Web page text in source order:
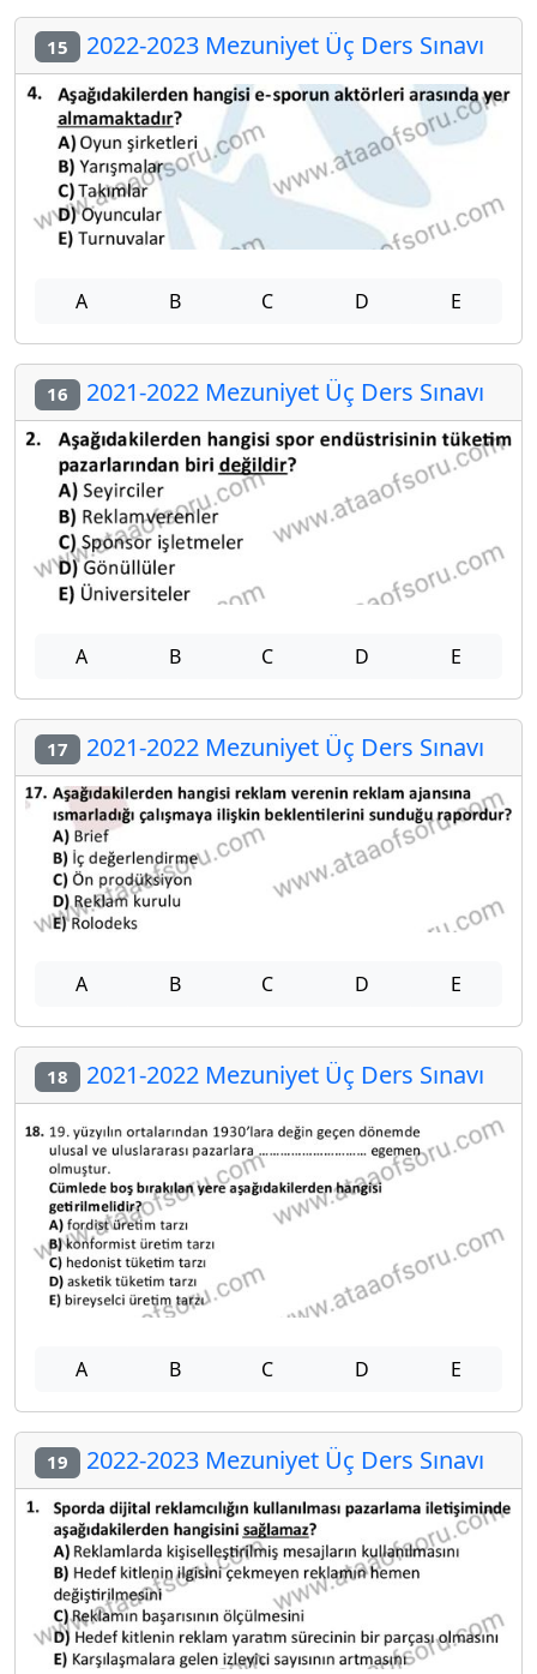
15 2022-2023 Mezuniyet Üç Ders Sınavı
A B C D E
16 2021-2022 Mezuniyet Üç Ders Sınavı
A B C D E
17 2021-2022 Mezuniyet Üç Ders Sınavı
A B C D E
18 2021-2022 Mezuniyet Üç Ders Sınavı
A B C D E
19 2022-2023 Mezuniyet Üç Ders Sınavı